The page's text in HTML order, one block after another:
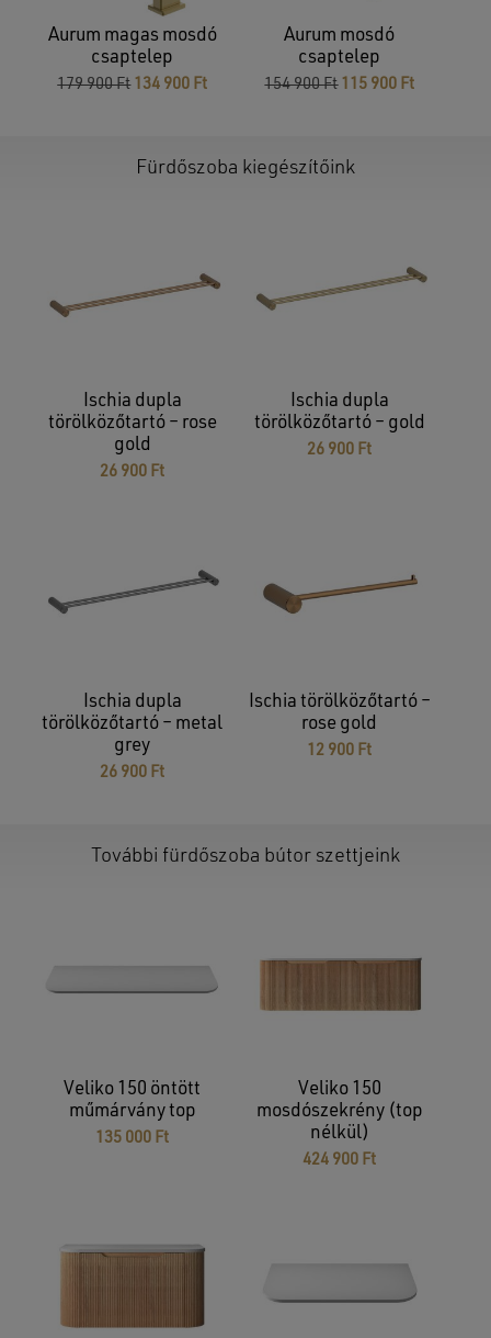
Aurum magas mosdó
csaptelep
179 900Ft Original
900 Ft.
134 900 FtCurrent
900 Ft.
Aurum mosdó
csaptelep
154 900Ft Original
900 Ft.
115 900 FtCurrent
Fürdőszoba kiegészítőink
Ischia dupla
törölközőtartó – rose
gold
26 900 Ft
Ischia dupla
törölközőtartó – gold
26 900 Ft
Ischia dupla
törölközőtartó – metal
grey
26 900 Ft
Ischia törölközőtartó –
rose gold
12 900 Ft
További fürdőszoba bútor szettjeink
Veliko 150 öntött
műmárvány top
135 000 Ft
Veliko 150
mosdószekrény (top
nélkül)
424 900 Ft